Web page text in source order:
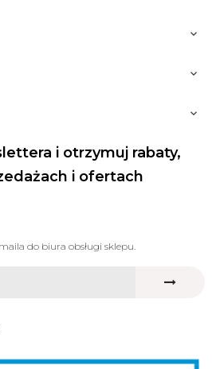



i otrzymuj rabaty,
i ofertach
do biura obsługi sklepu.